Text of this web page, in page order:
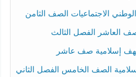
الاجتماعيات الصف الثامن
العاشر الفصل الثالث
إسلامية صف عاشر
الصف الخامس الفصل الثاني